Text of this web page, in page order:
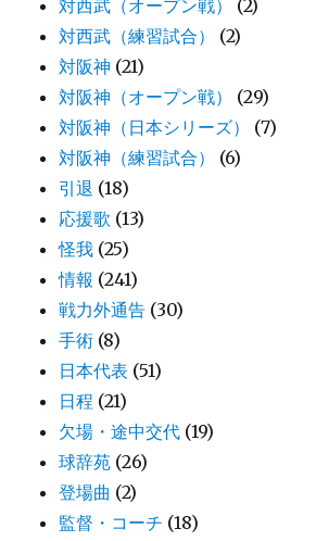
対西武（オープン戦）
(2)
対西武（練習試合）
(2)
対阪神 (21)
対阪神（オープン戦）
(29)
対阪神（日本シリーズ）
(7)
対阪神（練習試合）
(6)
引退 (18)
応援歌 (13)
怪我 (25)
情報 (241)
戦力外通告 (30)
手術 (8)
日本代表 (51)
日程 (21)
欠場・途中交代 (19)
球辞苑 (26)
登場曲 (2)
監督・コーチ (18)